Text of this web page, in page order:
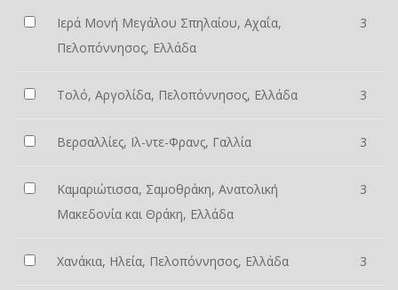
Ιερά Μονή Μεγάλου Σπηλαίου, Αχαΐα,
Πελοπόννησος, Ελλάδα
3
Τολό, Αργολίδα, Πελοπόννησος, Ελλάδα 3
Βερσαλλίες, Ιλ-ντε-Φρανς, Γαλλία 3
Καμαριώτισσα, Σαμοθράκη, Ανατολική
Μακεδονία και Θράκη, Ελλάδα
3
Χανάκια, Ηλεία, Πελοπόννησος, Ελλάδα 3